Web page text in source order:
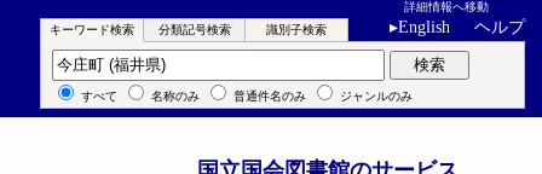
詳細情報へ移動
▸English ヘルプ
キーワード検索 分類記号検索 識別子検索
キーワード検索 検索
すべて 名称のみ 普通件名のみ ジャンルのみ